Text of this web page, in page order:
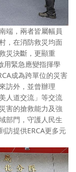
端，兩者皆屬幅員
，在消防救災均面
災決斷，更顯重
用緊急應變指揮學
成為跨單位的災害
訪外，並曾辦理
人道交流」等交流
害的搶救能力及強
部門，守護人民生
訪提供ERCA更多元